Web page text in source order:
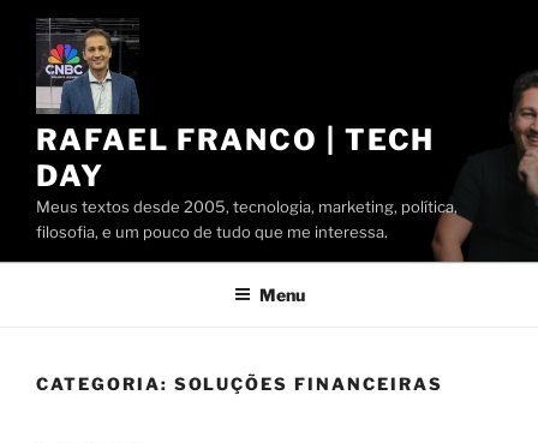
Pular
conteúdo
RAFAEL FRANCO | TECH
DAY
Meus textos desde 2005, tecnologia, marketing, política,
filosofia, e um pouco de tudo que me interessa.
Menu
CATEGORIA: SOLUÇÕES FINANCEIRAS